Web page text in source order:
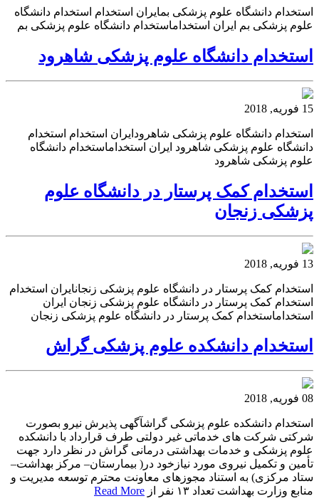
استخدام دانشگاه علوم پزشکی بمایران استخدام استخدام دانشگاه
علوم پزشکی بم ایران استخداماستخدام دانشگاه علوم پزشکی بم
استخدام دانشگاه علوم پزشکی شاهرود
15 فوریه, 2018
استخدام دانشگاه علوم پزشکی شاهرودایران استخدام استخدام
دانشگاه علوم پزشکی شاهرود ایران استخداماستخدام دانشگاه
علوم پزشکی شاهرود
استخدام کمک پرستار در دانشگاه علوم
پزشکی زنجان
13 فوریه, 2018
استخدام کمک پرستار در دانشگاه علوم پزشکی زنجانایران استخدام
استخدام کمک پرستار در دانشگاه علوم پزشکی زنجان ایران
استخداماستخدام کمک پرستار در دانشگاه علوم پزشکی زنجان
استخدام دانشکده علوم پزشکی گراش
08 فوریه, 2018
استخدام دانشکده علوم پزشکی گراشآگهی پذیرش نیرو بصورت
شرکتی شرکت های خدماتی غیر دولتی طرف قرارداد با دانشکده
علوم پزشکی و خدمات بهداشتی درمانی گراش در نظر دارد جهت
تأمین و تکمیل نیروی مورد نیازخود در( بیمارستان– مرکز بهداشت–
ستاد مرکزی) به استناد مجوزهای معاونت محترم توسعه مدیریت و
منابع وزارت بهداشت تعداد ۱۳ نفر از
Read More